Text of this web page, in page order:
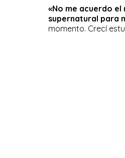
«No me acuerdo
supernatural para
momento. Crecí